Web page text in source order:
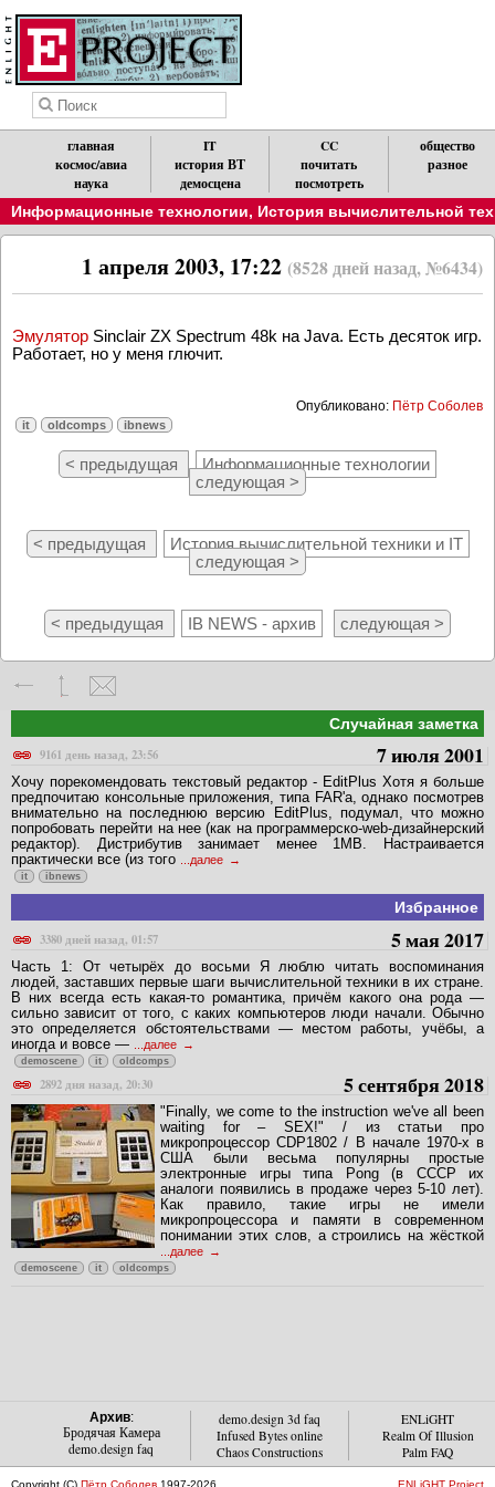
главная
космос/авиа
наука
IT
история ВТ
демосцена
CC
почитать
посмотреть
общество
разное
Информационные технологии, История вычислительной
1 апреля 2003, 17:22 (8528 дней назад, №6434)
Эмулятор Sinclair ZX Spectrum 48k на Java. Есть десяток игр.
Работает, но у меня глючит.
Опубликовано: Пётр Соболев
it oldcomps ibnews
< предыдущая
Информационные технологии
следующая >
< предыдущая
История вычислительной техники и IT
следующая >
< предыдущая IB NEWS - архив следующая >
Случайная заметка
9161 день назад, 23:56
7 июля 2001
Хочу порекомендовать текстовый редактор - EditPlus Хотя я больше
предпочитаю консольные приложения, типа FAR'a, однако посмотрев
внимательно на последнюю версию EditPlus, подумал, что можно
попробовать перейти на нее (как на программерско-web-дизайнерский
редактор). Дистрибутив занимает менее 1MB. Настраивается
практически все (из того
...далее
it ibnews
Избранное
3380 дней назад, 01:57
5 мая 2017
Часть 1: От четырёх до восьми Я люблю читать воспоминания
людей, заставших первые шаги вычислительной техники в их стране.
В них всегда есть какая-то романтика, причём какого она рода —
сильно зависит от того, с каких компьютеров люди начали. Обычно
это определяется обстоятельствами — местом работы, учёбы, а
иногда и вовсе —
...далее
demoscene it oldcomps
2892 дня назад, 20:30 5 сентября 2018
"Finally, we come to the instruction we've all been
waiting for – SEX!" / из статьи про
микропроцессор CDP1802 / В начале 1970-х в
США были весьма популярны простые
электронные игры типа Pong (в СССР их
аналоги появились в продаже через 5-10 лет).
Как правило, такие игры не имели
микропроцессора и памяти в современном
понимании этих слов, а строились на жёсткой
...далее
demoscene it oldcomps
Архив:
Бродячая Камера
demo.design faq
demo.design 3d faq
Infused Bytes online
Chaos Constructions
ENLiGHT
Realm Of Illusion
Palm FAQ
Copyright (C) Пётр Соболев 1997-2026 ENLiGHT Project